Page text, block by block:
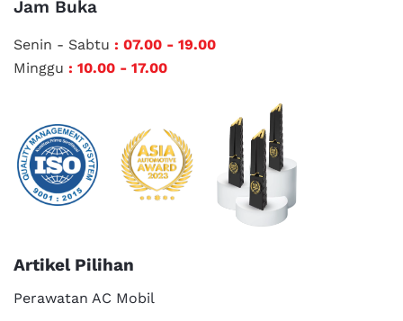
Jam Buka
Senin - Sabtu : 07.00 - 19.00
Minggu : 10.00 - 17.00
Artikel Pilihan
Perawatan AC Mobil